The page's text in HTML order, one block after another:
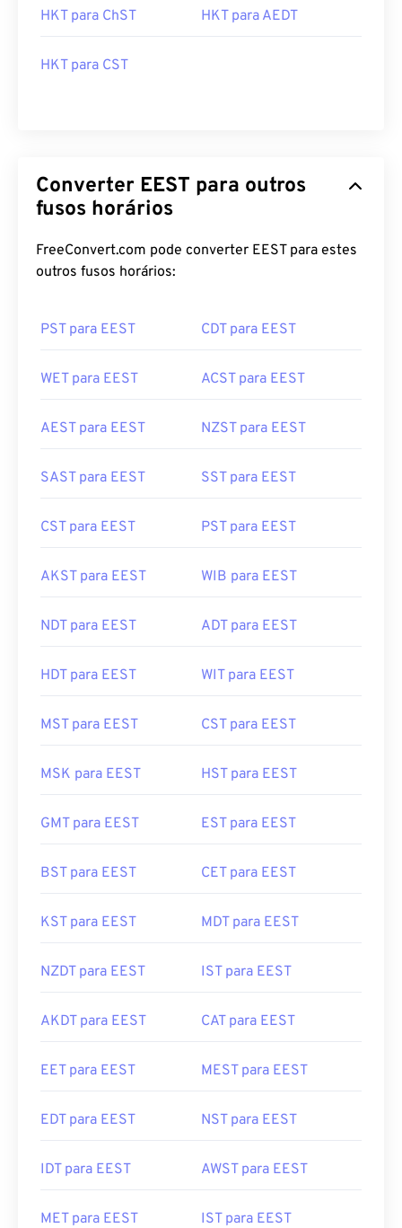
HKT para ChST HKT para AEDT
HKT para CST
Converter EEST para outros
fusos horários
FreeConvert.com pode converter EEST para estes
outros fusos horários:
PST para EEST CDT para EEST
WET para EEST ACST para EEST
AEST para EEST NZST para EEST
SAST para EEST SST para EEST
CST para EEST PST para EEST
AKST para EEST WIB para EEST
NDT para EEST ADT para EEST
HDT para EEST WIT para EEST
MST para EEST CST para EEST
MSK para EEST HST para EEST
GMT para EEST EST para EEST
BST para EEST CET para EEST
KST para EEST MDT para EEST
NZDT para EEST IST para EEST
AKDT para EEST CAT para EEST
EET para EEST MEST para EEST
EDT para EEST NST para EEST
IDT para EEST AWST para EEST
MET para EEST IST para EEST